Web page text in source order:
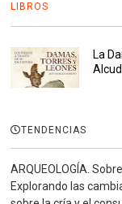
LIBROS
La
TENDENCIAS
ARQUEOLOGÍA.
Explorando las